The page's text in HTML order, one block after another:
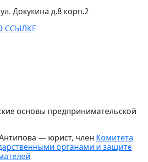
Докукина д.8 корп.2
ССЫЛКЕ
основы предпринимательской
— юрист, член Комитета
органами и защите